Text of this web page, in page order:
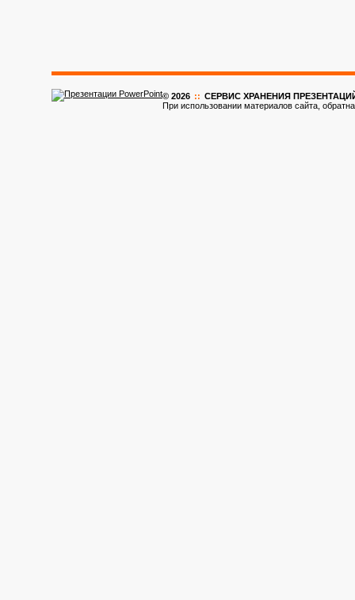
© 2026 :: CЕРВИС ХРАНЕНИЯ ПРЕЗЕНТАЦИЙ
При использовании материалов сайта,